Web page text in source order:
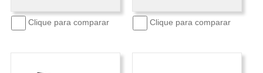
Clique para comparar Clique para comparar